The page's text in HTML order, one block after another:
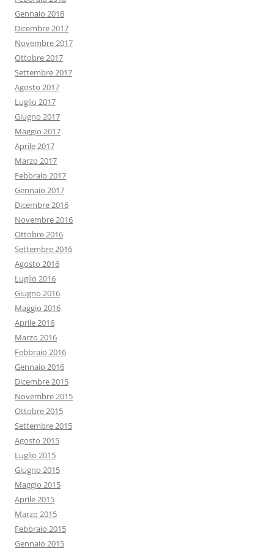
Gennaio 2018
Dicembre 2017
Novembre 2017
Ottobre 2017
Settembre 2017
Agosto 2017
Luglio 2017
Giugno 2017
Maggio 2017
Aprile 2017
Marzo 2017
Febbraio 2017
Gennaio 2017
Dicembre 2016
Novembre 2016
Ottobre 2016
Settembre 2016
Agosto 2016
Luglio 2016
Giugno 2016
Maggio 2016
Aprile 2016
Marzo 2016
Febbraio 2016
Gennaio 2016
Dicembre 2015
Novembre 2015
Ottobre 2015
Settembre 2015
Agosto 2015
Luglio 2015
Giugno 2015
Maggio 2015
Aprile 2015
Marzo 2015
Febbraio 2015
Gennaio 2015